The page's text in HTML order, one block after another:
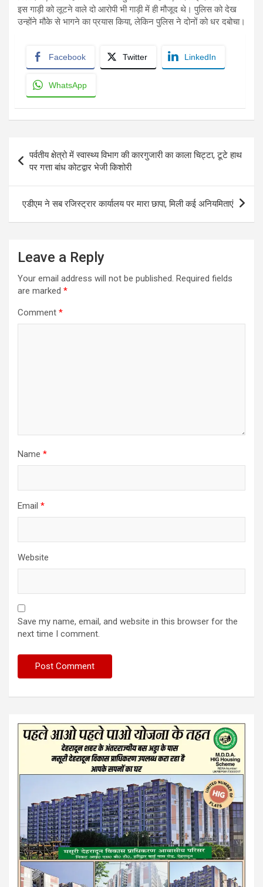
इस गाड़ी को लूटने वाले दो आरोपी भी गाड़ी में ही मौजूद थे। पुलिस को देख
उन्होंने मौके से भागने का प्रयास किया, लेकिन पुलिस ने दोनों को धर दबोचा।
Facebook Twitter LinkedIn
WhatsApp
Post
navigation
पर्वतीय क्षेत्रो में स्वास्थ्य विभाग की कारगुजारी का काला चिट्टा, टूटे हाथ
पर गत्ता बांध कोटद्वार भेजी किशोरी
एडीएम ने सब रजिस्ट्रार कार्यालय पर मारा छापा, मिली कई अनियमिताएं
Leave a Reply
Your email address will not be published. Required fields
are marked *
Comment *
Name *
Email *
Website
Save my name, email, and website in this browser for the
next time I comment.